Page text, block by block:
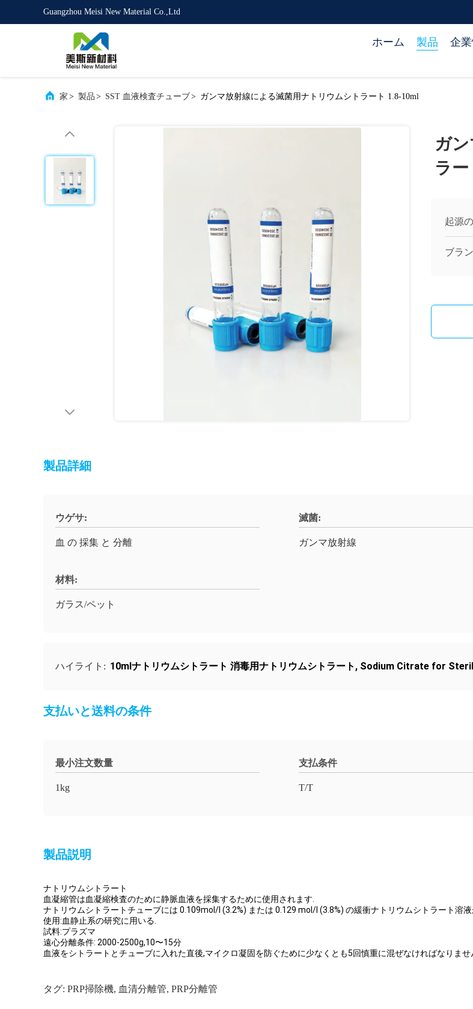
Guangzhou Meisi New Material Co.,Ltd
ホーム 製品 企
家 > 製品 > SST 血液検査チューブ > ガンマ放射線による滅菌用ナトリウムシトラート 1.8-10ml
ガ
ラー
起源
ブラ
製品詳細
ウゲサ:
血 の 採集 と 分離
滅菌:
ガンマ放射線
材料:
ガラス/ペット
ハイライト: 10mlナトリウムシトラート 消毒用ナトリウムシトラート , Sodium Citrate for
支払いと送料の条件
最小注文数量
1kg
支払条件
T/T
製品説明
ナトリウムシトラート
血凝縮管は血凝縮検査のために静脈血液を採集するために使用されます.
ナトリウムシトラートチューブには 0.109mol/l (3.2%) または 0.129 mol/l (3.8%) の緩衝ナトリウムシトラート溶液
使用:血静止系の研究に用いる.
試料:プラズマ
遠心分離条件: 2000-2500g,10〜15分
血液をシトラートとチューブに入れた直後,マイクロ凝固を防ぐために少なくとも5回慎重に混ぜなければなりませ
タグ: PRP掃除機, 血清分離管, PRP分離管